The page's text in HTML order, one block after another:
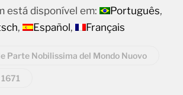
está disponível em:
Português
Español Français
Parte Nobilissima del Mondo Nuovo